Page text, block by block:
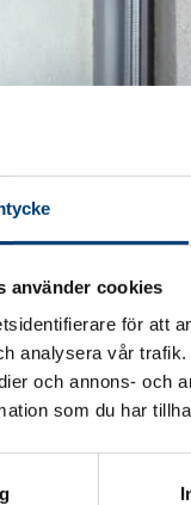
använder cookies
för att
analysera vår
och annons- och
som du har